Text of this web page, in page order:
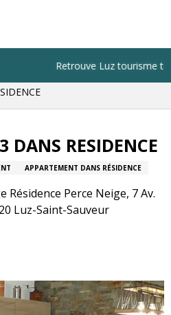
Retrouve Luz tourisme
DANS RESIDENCE
APPARTEMENT DANS RÉSIDENCE
Perce Neige, 7 Av.
Luz-Saint-Sauveur